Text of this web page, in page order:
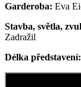
Garderoba: Eva
Stavba, světla,
Zadražil
Délka představení: